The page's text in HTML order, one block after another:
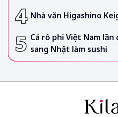
Nhà văn Higashino
Cá rô phi Việt Nam
sang Nhật làm sushi